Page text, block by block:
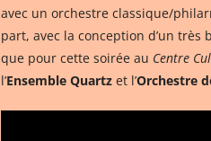
avec un orchestre classique/
part, avec la conception d’un très
que pour cette soirée au Centre
l’Ensemble Quartz et l’Orchestre